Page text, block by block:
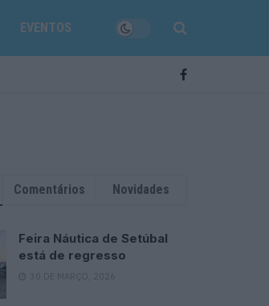
EVENTOS
Comentários Novidades
Feira Náutica de Setúbal
está de regresso
30 DE MARÇO, 2026